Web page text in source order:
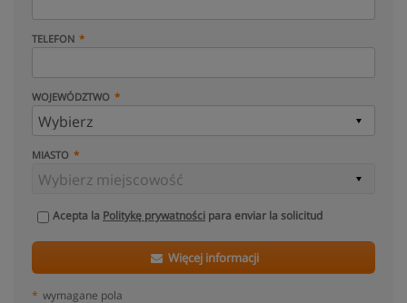
TELEFON
WOJEWÓDZTWO
MIASTO
Acepta la Politykę prywatności para enviar la solicitud
Więcej informacji
* wymagane pola